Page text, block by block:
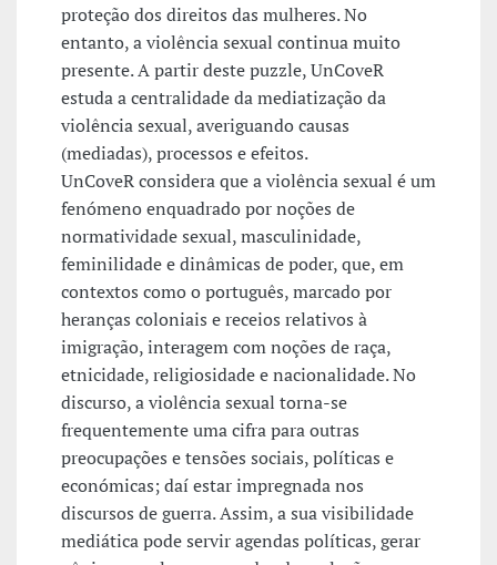
proteção dos direitos das mulheres. No
entanto, a violência sexual continua muito
presente. A partir deste puzzle, UnCoveR
estuda a centralidade da mediatização da
violência sexual, averiguando causas
(mediadas), processos e efeitos.
UnCoveR considera que a violência sexual é um
fenómeno enquadrado por noções de
normatividade sexual, masculinidade,
feminilidade e dinâmicas de poder, que, em
contextos como o português, marcado por
heranças coloniais e receios relativos à
imigração, interagem com noções de raça,
etnicidade, religiosidade e nacionalidade. No
discurso, a violência sexual torna-se
frequentemente uma cifra para outras
preocupações e tensões sociais, políticas e
económicas; daí estar impregnada nos
discursos de guerra. Assim, a sua visibilidade
mediática pode servir agendas políticas, gerar